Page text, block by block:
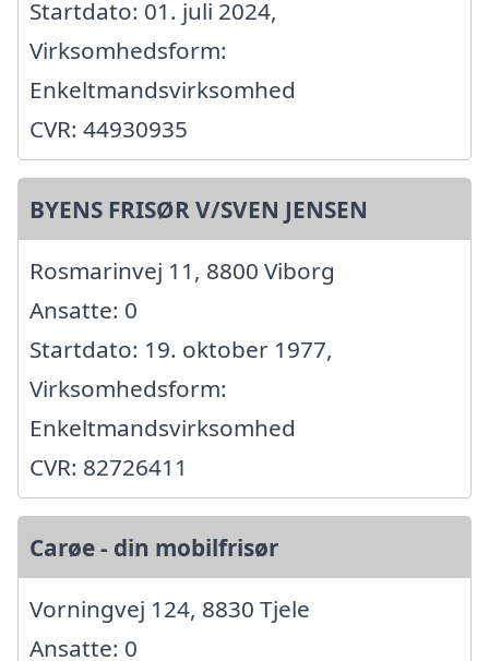
Startdato: 01. juli 2024,
Virksomhedsform:
Enkeltmandsvirksomhed
CVR: 44930935
BYENS FRISØR V/SVEN JENSEN
Rosmarinvej 11, 8800 Viborg
Ansatte: 0
Startdato: 19. oktober 1977,
Virksomhedsform:
Enkeltmandsvirksomhed
CVR: 82726411
Carøe - din mobilfrisør
Vorningvej 124, 8830 Tjele
Ansatte: 0